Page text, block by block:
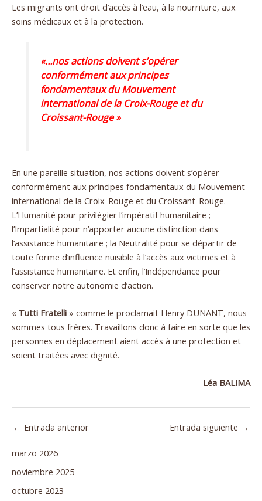
Les migrants ont droit d’accès à l’eau, à la nourriture, aux
soins médicaux et à la protection.
«…nos actions doivent s’opérer
conformément aux principes
fondamentaux du Mouvement
international de la Croix-Rouge et du
Croissant-Rouge »
En une pareille situation, nos actions doivent s’opérer
conformément aux principes fondamentaux du Mouvement
international de la Croix-Rouge et du Croissant-Rouge.
L’Humanité pour privilégier l’impératif humanitaire ;
l’Impartialité pour n’apporter aucune distinction dans
l’assistance humanitaire ; la Neutralité pour se départir de
toute forme d’influence nuisible à l’accès aux victimes et à
l’assistance humanitaire. Et enfin, l’Indépendance pour
conserver notre autonomie d’action.
« Tutti Fratelli » comme le proclamait Henry DUNANT, nous
sommes tous frères. Travaillons donc à faire en sorte que les
personnes en déplacement aient accès à une protection et
soient traitées avec dignité.
Léa BALIMA
← Entrada anterior Entrada siguiente →
marzo 2026
noviembre 2025
octubre 2023